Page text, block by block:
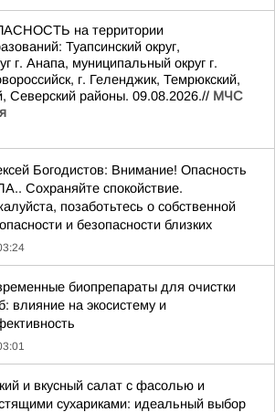
на территории
Туапсинский округ,
г. Анапа, муниципальный округ г.
г. Геленджик, Темрюкский,
Северский районы. 09.08.2026.// МЧС
Богодистов: Внимание! Опасность
Сохраняйте спокойствие.
позаботьтесь о собственной
и безопасности близких
биопрепараты для очистки
влияние на экосистему и
и вкусный салат с фасолью и
сухариками: идеальный выбор